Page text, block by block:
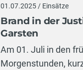
01.07.2025 / Einsätze
Brand in der
Garsten
Am 01. Juli in den
Morgenstunden,